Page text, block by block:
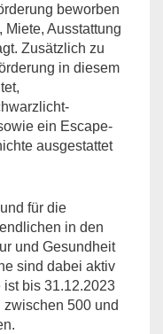
beworben
Miete, Ausstattung
Zusätzlich zu
in diesem
ein Escape-
ausgestattet
für die
in den
und Gesundheit
sind dabei aktiv
bis 31.12.2023
500 und